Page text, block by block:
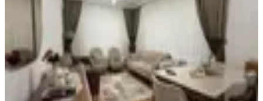
4.900.000 ₺
İlk Evimm GayrimenkulCanberk Ulukaya